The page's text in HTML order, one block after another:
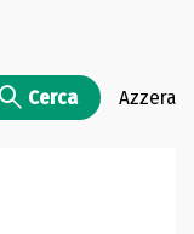
Cerca Azzera